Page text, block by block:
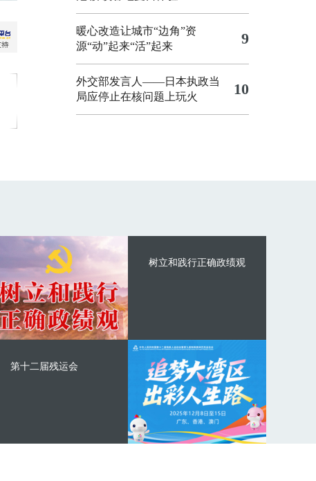
暖心改造让城市“边角”资
源“动”起来“活”起来
9
外交部发言人——日本执政当
局应停止在核问题上玩火
10
树立和践行正确政绩观
第十二届残运会